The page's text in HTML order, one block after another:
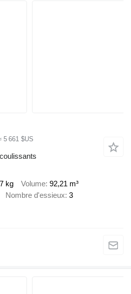
5 661 $US
kg Volume 92,21 m³
Nombre d'essieux 3